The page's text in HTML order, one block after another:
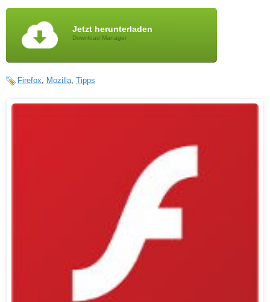
Jetzt herunterladen
Download Manager
Firefox Mozilla Tipps